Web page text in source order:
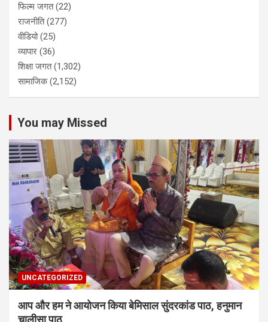
फिल्म जगत(22)
राजनीति(277)
वीडियो(25)
व्यापार (36)
शिक्षा जगत(1,302)
सामाजिक(2,152)
You may Missed
UNCATEGORIZED
आप और हम ने आयोजन किया बेमिसाल सुंदरकांड पाठ, हनुमान
चालीसा पाठ